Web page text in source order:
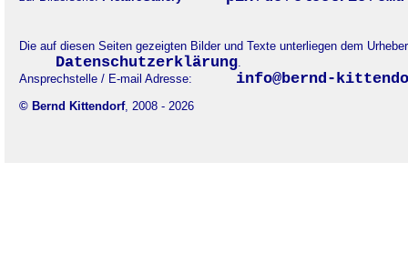
Die auf diesen Seiten gezeigten Bilder und Texte unterliegen dem
Datenschutzerklärung.
Ansprechstelle / E-mail Adresse:
info@bernd-
© Bernd Kittendorf, 2008 - 2026